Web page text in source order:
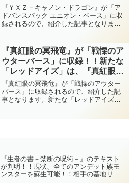
キで『ＸＹＺ－ドラゴン・キャノ
ン』となるフュージョン！！効果
でもあちらを蘇生でき、巻き返し
ッシュデュエル】
『ＹＸＺ－キャノン・ドラゴン』が「ア
ドバンスパック ユニオン・ベース」に収
録されるので、紹介した記事となりま
もあちらを蘇生でき、巻き返し要員とな
りますね！！【遊戯王ラッシュデュエ
ル】
『真紅眼の冥飛竜』が「戦慄のア
ウターバース」に収録！！新たな
「レッドアイズ」は、『真紅眼の
冥竜』や『コーリング・ダーク・
メテオ』のサルベージ効果に加
え、手札と墓地で『真紅眼の黒
『真紅眼の冥飛竜』が「戦慄のアウター
バース」に収録されるので、紹介した記
事となります。新たな「レッドアイズ」
『生者の書－禁断の呪術－』のテキスト
が判明！！現状、全てのアンデット族モ
ンスターを蘇生可能！！相手の墓地リソ